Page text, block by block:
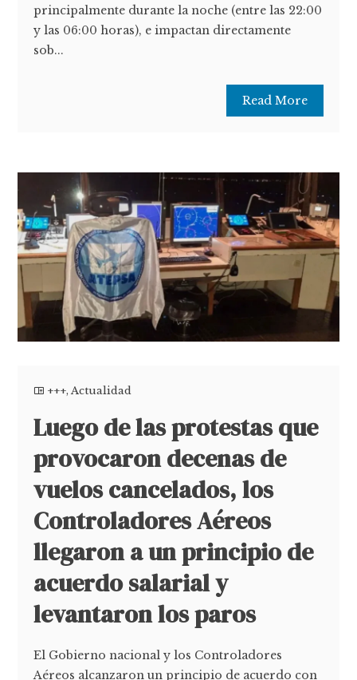
principalmente durante la noche (entre las 22:00
y las 06:00 horas), e impactan directamente
sob...
Read More
+++,Actualidad
Luego de las protestas que
provocaron decenas de
vuelos cancelados, los
Controladores Aéreos
llegaron a un principio de
acuerdo salarial y
levantaron los paros
El Gobierno nacional y los Controladores
Aéreos alcanzaron un principio de acuerdo con